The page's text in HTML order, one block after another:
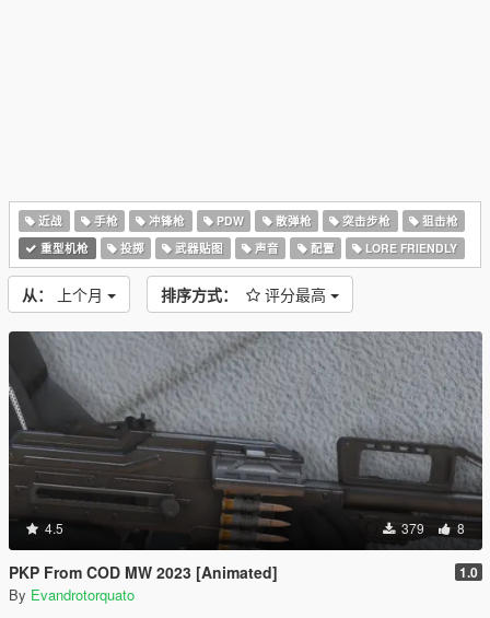
近战 手枪 冲锋枪 PDW 散弹枪 突击步枪
狙击枪
重型机枪
投掷 武器贴图 声音 配置 LORE FRIENDLY
从： 上个月 排序方式： 评分最高
4.5 379 8
PKP From COD MW 2023 [Animated] 1.0
By Evandrotorquato